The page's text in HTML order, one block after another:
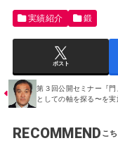
実績紹介 鍛
ポスト
第３回公開セミナー『
としての軸を探る〜を実
RECOMMEND